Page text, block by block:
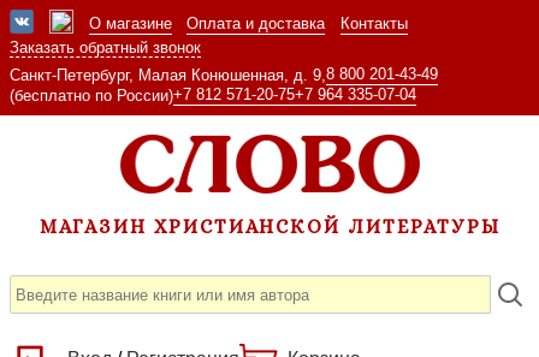
О магазине Оплата и доставка
Контакты
Заказать обратный звонок
Санкт-Петербург, Малая Конюшенная, д. 9, 8 800 201-43-49
(бесплатно по России)+7 812 571-20-75+7 964 335-07-04
МАГАЗИН ХРИСТИАНСКОЙ ЛИТЕРАТУРЫ